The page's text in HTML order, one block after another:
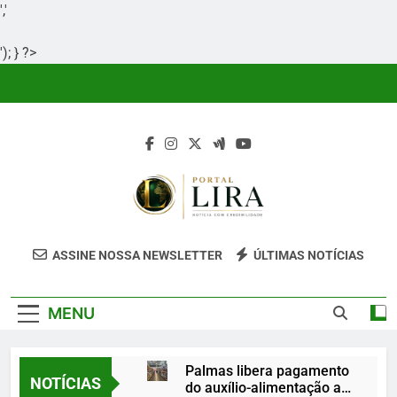
','
'); } ?>
Portal Lira
Portal Lira É Um Site Informativo
Clareza, Responsabilidade E Uma Boa
ASSINE NOSSA NEWSLETTER ÚLTIMAS NOTÍCIAS
MENU
NOTÍCIAS
Palmas libera pagamento
do auxílio-alimentação a